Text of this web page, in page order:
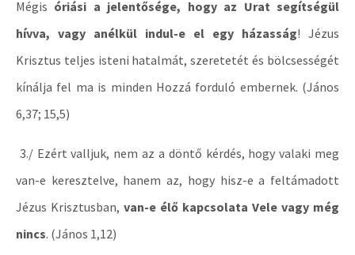
Mégis óriási a jelentősége, hogy az Urat segítségül
hívva, vagy anélkül indul-e el egy házasság! Jézus
Krisztus teljes isteni hatalmát, szeretetét és bölcsességét
kínálja fel ma is minden Hozzá forduló embernek. (János
6,37; 15,5)
3./ Ezért valljuk, nem az a döntő kérdés, hogy valaki meg
van-e keresztelve, hanem az, hogy hisz-e a feltámadott
Jézus Krisztusban, van-e élő kapcsolata Vele vagy még
nincs. (János 1,12)